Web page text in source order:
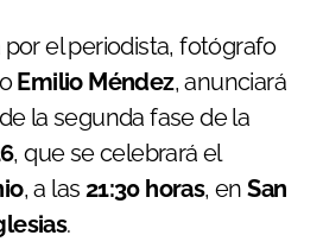
por el periodista, fotógrafo
Emilio Méndez, anunciará
la segunda fase de la
, que se celebrará el
, a las 21:30 horas, enSan
.